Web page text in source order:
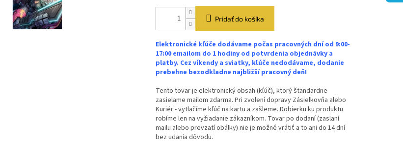
Pridať do košíka
Elektronické kľúče dodávame počas pracovných dní od 9:00-
17:00 emailom do 1 hodiny od potvrdenia objednávky a
platby. Cez víkendy a sviatky, kľúče nedodávame, dodanie
prebehne bezodkladne najbližší pracovný deň!
Tento tovar je elektronický obsah (kľúč), ktorý štandardne
zasielame mailom zdarma. Pri zvolení dopravy Zásielkovňa alebo
Kuriér - vytlačíme kľúč na kartu a zašleme. Dobierku ku produktu
robíme len na vyžiadanie zákazníkom. Tovar po dodaní (zaslaní
mailu alebo prevzatí obálky) nie je možné vrátiť a to ani do 14 dní
bez udania dôvodu.